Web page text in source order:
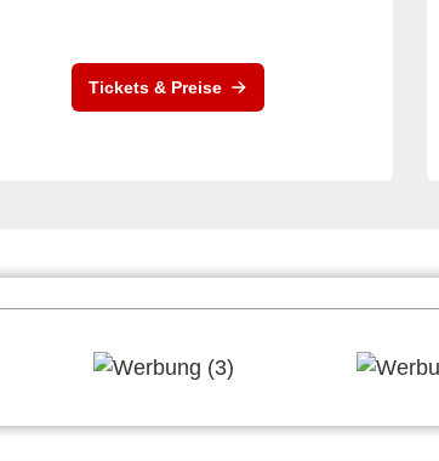
Tickets & Preise